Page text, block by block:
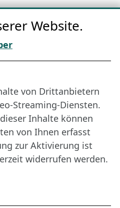
Jahr über verbunden:
Nordischen Filmtage
Website.
von Drittanbietern
Streaming-Diensten.
Inhalte können
von Ihnen erfasst
zur Aktivierung ist
widerrufen werden.